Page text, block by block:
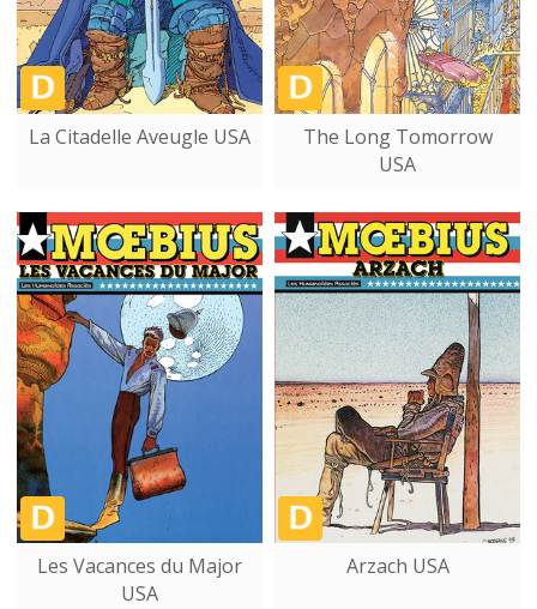
La Citadelle Aveugle USA
The Long Tomorrow
USA
Les Vacances du Major
USA
Arzach USA